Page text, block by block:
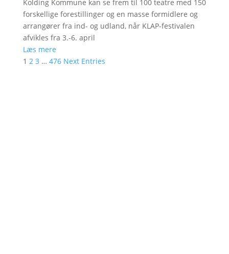
Kolding Kommune kan se frem til 100 teatre med 150
forskellige forestillinger og en masse formidlere og
arrangører fra ind- og udland, når KLAP-festivalen
afvikles fra 3.-6. april
Læs mere
1 2 3 … 476 Next Entries